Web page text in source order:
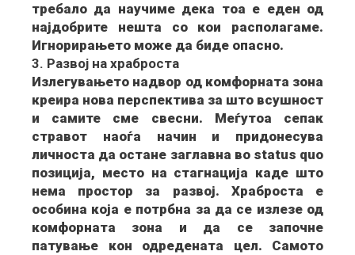
требало да научиме дека тоа е еден од
најдобрите нешта со кои располагаме.
Игнорирањето може да биде опасно.
3. Развој на храброста
Излегувањето надвор од комфорната зона
креира нова перспектива за што всушност
и самите сме свесни. Меѓутоа сепак
стравот наоѓа начин и придонесува
личноста да остане заглавна во status quo
позиција, место на стагнација каде што
нема простор за развој. Храброста е
особина која е потрбна за да се излезе од
комфорната зона и да се започне
патување кон одредената цел. Самото